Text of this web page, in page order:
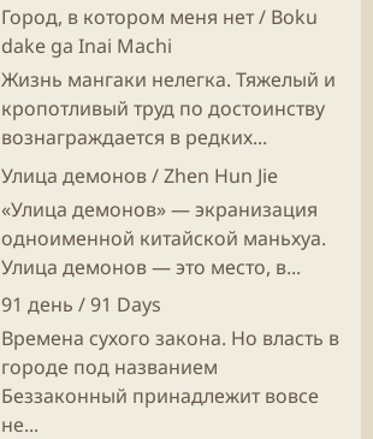
Город, в котором меня нет / Boku
dake ga Inai Machi
Жизнь мангаки нелегка. Тяжелый и
кропотливый труд по достоинству
вознаграждается в редких...
Улица демонов / Zhen Hun Jie
«Улица демонов» — экранизация
одноименной китайской маньхуа.
Улица демонов — это место, в...
91 день / 91 Days
Времена сухого закона. Но власть в
городе под названием
Беззаконный принадлежит вовсе
не...